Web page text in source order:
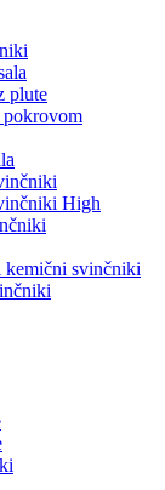
plute
High
kemični svinčniki